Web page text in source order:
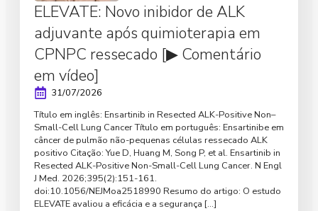
ELEVATE: Novo inibidor de ALK
adjuvante após quimioterapia em
CPNPC ressecado [▶ Comentário
em vídeo]
31/07/2026
Título em inglês: Ensartinib in Resected ALK-Positive Non–
Small-Cell Lung Cancer Título em português: Ensartinibe em
câncer de pulmão não-pequenas células ressecado ALK
positivo Citação: Yue D, Huang M, Song P, et al. Ensartinib in
Resected ALK-Positive Non-Small-Cell Lung Cancer. N Engl
J Med. 2026;395(2):151-161.
doi:10.1056/NEJMoa2518990 Resumo do artigo: O estudo
ELEVATE avaliou a eficácia e a segurança […]